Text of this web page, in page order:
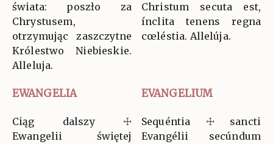
świata: poszło za
Chrystusem,
otrzymując zaszczytne
Królestwo Niebieskie.
Alleluja.
Christum secuta est,
ínclita tenens regna
cœléstia. Allelúja.
EWANGELIA EVANGELIUM
Ciąg dalszy ☩
Ewangelii świętej
Sequéntia ☩ sancti
Evangélii secúndum